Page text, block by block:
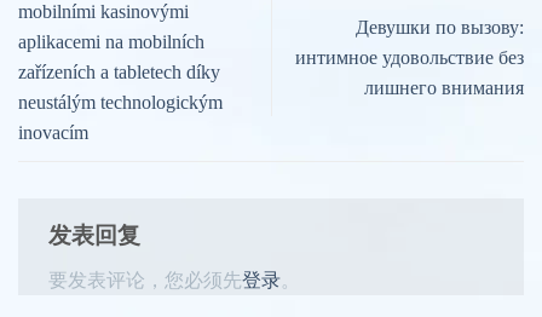
mobilními kasinovými
aplikacemi na mobilních
zařízeních a tabletech díky
neustálým technologickým
inovacím
Девушки по вызову:
интимное удовольствие без
лишнего внимания
发表回复
要发表评论，您必须先登录。